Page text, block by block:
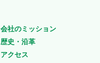
会社のミッション
歴史・沿革
アクセス